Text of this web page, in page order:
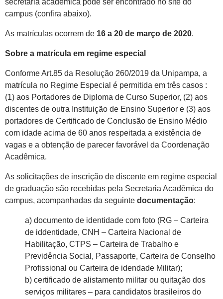
secretaria acadêmica pode ser encontrado no site do
campus (confira abaixo).
As matrículas ocorrem de 16 a 20 de março de 2020.
Sobre a matrícula em regime especial
Conforme Art.85 da Resolução 260/2019 da Unipampa, a
matrícula no Regime Especial é permitida em três casos :
(1) aos Portadores de Diploma de Curso Superior, (2) aos
discentes de outra Instituição de Ensino Superior e (3) aos
portadores de Certificado de Conclusão de Ensino Médio
com idade acima de 60 anos respeitada a existência de
vagas e a obtenção de parecer favorável da Coordenação
Acadêmica.
As solicitações de inscrição de discente em regime especial
de graduação são recebidas pela Secretaria Acadêmica do
campus, acompanhadas da seguinte documentação:
a) documento de identidade com foto (RG – Carteira
de iddentidade, CNH – Carteira Nacional de
Habilitação, CTPS – Carteira de Trabalho e
Previdência Social, Passaporte, Carteira de Conselho
Profissional ou Carteira de idendade Militar);
b) certificado de alistamento militar ou quitação dos
serviços militares – para candidatos brasileiros do